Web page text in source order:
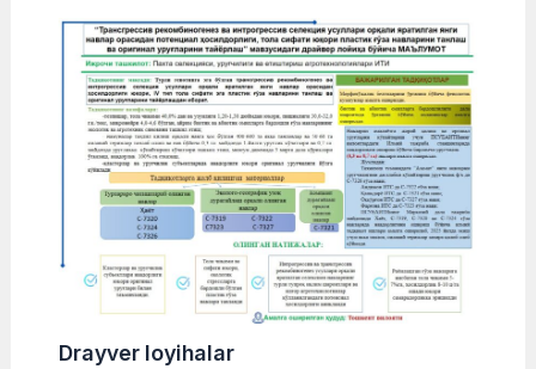
Drayver loyihalar